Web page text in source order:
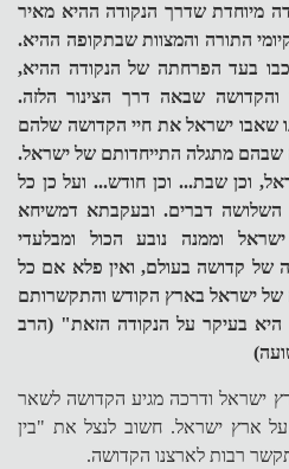
מיוחדת שדרך הנקודה ההיא מאיר
התורה והמצוות שבתקופה ההיא.
בעד הפרחתה של הנקודה ההיא,
שבאה דרך הצינור הלזה.
שאבו ישראל את חיי הקדושה שלהם
שבהם מתגלה התייחדותם של ישראל.
וכן שבת... וכן חודש... ועל כן כל
השלושה דברים. ובעקבתא דמשיחא
וממנה נובע הכול ומבלעדי
של קדושה בעולם, ואין פלא אם כל
של ישראל בארץ הקודש והתקשרותם
היא בעיקר על הנקודה הזאת" (הרב
ישראל ודרכה מגיע הקדושה לשאר
על ארץ ישראל. חשוב לנצל את "בין
רבות לארצנו הקדושה.